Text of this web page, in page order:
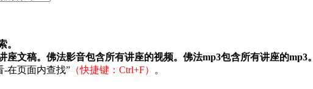
。
文稿。佛法影音包含所有讲座的视频。佛法mp3包含所有讲座的mp3。
-在页面内查找” （快捷键：Ctrl+F） 。